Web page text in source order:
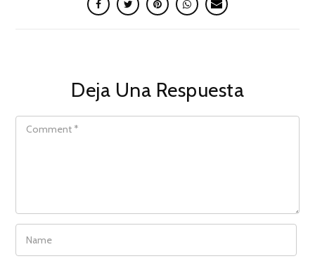
Deja Una Respuesta
COMMENT
NAME